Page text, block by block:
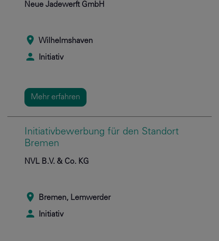
Neue Jadewerft GmbH
Wilhelmshaven
Initiativ
Mehr erfahren
Initiativbewerbung für den Standort
Bremen
NVL B.V. & Co. KG
Bremen, Lemwerder
Initiativ